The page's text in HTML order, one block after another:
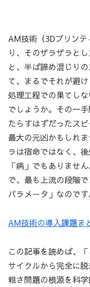
AM技術（3Dプリン
り、そのザラザラと
と、半ば諦め混じり
て、まるでそれが避
処理工程での果てし
でしょうか。その一
たらすはずだったス
最大の元凶かもしれ
ラは宿命ではなく、
「病」でもありませ
で、最も上流の段階
パラメータ」なのです
AM技術の導入課題ま
この記事を読めば、
サイクルから完全に
粗さ問題の根源を科